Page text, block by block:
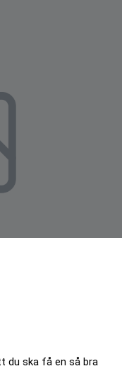
du ska få en så bra